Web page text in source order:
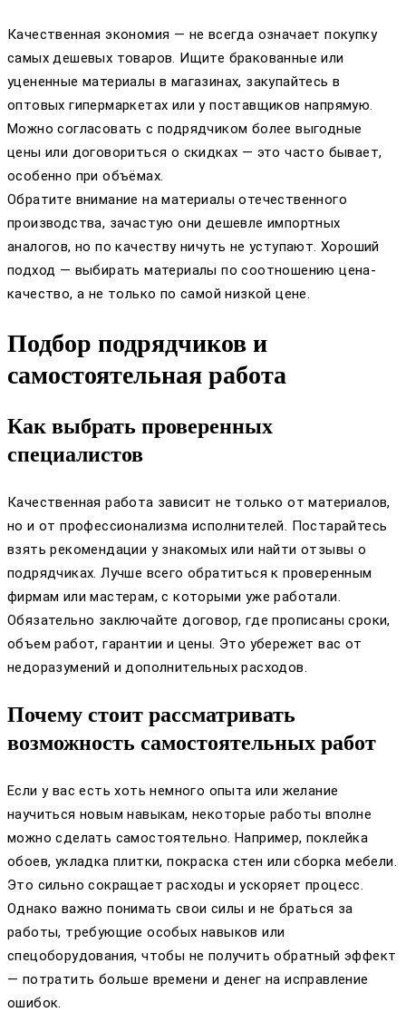
Качественная экономия — не всегда означает покупку
самых дешевых товаров. Ищите бракованные или
уцененные материалы в магазинах, закупайтесь в
оптовых гипермаркетах или у поставщиков напрямую.
Можно согласовать с подрядчиком более выгодные
цены или договориться о скидках — это часто бывает,
особенно при объёмах.
Обратите внимание на материалы отечественного
производства, зачастую они дешевле импортных
аналогов, но по качеству ничуть не уступают. Хороший
подход — выбирать материалы по соотношению цена-
качество, а не только по самой низкой цене.
Подбор подрядчиков и
самостоятельная работа
Как выбрать проверенных
специалистов
Качественная работа зависит не только от материалов,
но и от профессионализма исполнителей. Постарайтесь
взять рекомендации у знакомых или найти отзывы о
подрядчиках. Лучше всего обратиться к проверенным
фирмам или мастерам, с которыми уже работали.
Обязательно заключайте договор, где прописаны сроки,
объем работ, гарантии и цены. Это убережет вас от
недоразумений и дополнительных расходов.
Почему стоит рассматривать
возможность самостоятельных работ
Если у вас есть хоть немного опыта или желание
научиться новым навыкам, некоторые работы вполне
можно сделать самостоятельно. Например, поклейка
обоев, укладка плитки, покраска стен или сборка мебели.
Это сильно сокращает расходы и ускоряет процесс.
Однако важно понимать свои силы и не браться за
работы, требующие особых навыков или
спецоборудования, чтобы не получить обратный эффект
— потратить больше времени и денег на исправление
ошибок.